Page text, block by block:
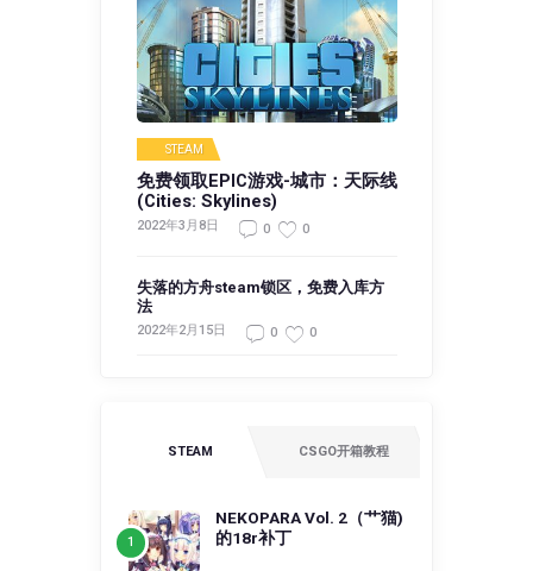
STEAM
免费领取EPIC游戏-城市：天际线
(Cities: Skylines)
2022年3月8日 0 0
失落的方舟steam锁区，免费入库方
法
2022年2月15日 0 0
STEAM CSGO开箱教程
NEKOPARA Vol. 2（艹猫)
的18r补丁